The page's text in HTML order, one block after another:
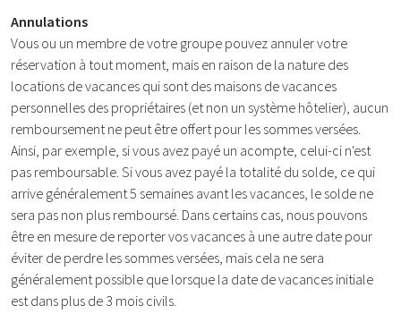
Annulations
Vous ou un membre de votre groupe pouvez annuler votre
réservation à tout moment, mais en raison de la nature des
locations de vacances qui sont des maisons de vacances
personnelles des propriétaires (et non un système hôtelier), aucun
remboursement ne peut être offert pour les sommes versées.
Ainsi, par exemple, si vous avez payé un acompte, celui-ci n'est
pas remboursable. Si vous avez payé la totalité du solde, ce qui
arrive généralement 5 semaines avant les vacances, le solde ne
sera pas non plus remboursé. Dans certains cas, nous pouvons
être en mesure de reporter vos vacances à une autre date pour
éviter de perdre les sommes versées, mais cela ne sera
généralement possible que lorsque la date de vacances initiale
est dans plus de 3 mois civils.